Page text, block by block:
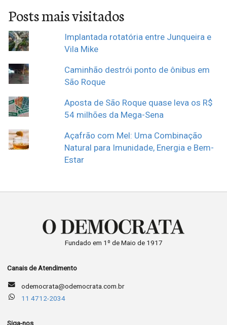
Posts mais visitados
Implantada rotatória entre Junqueira e
Vila Mike
Caminhão destrói ponto de ônibus em
São Roque
Aposta de São Roque quase leva os R$
54 milhões da Mega-Sena
Açafrão com Mel: Uma Combinação
Natural para Imunidade, Energia e Bem-
Estar
Fundado em 1º de Maio de 1917
Canais de Atendimento
odemocrata@odemocrata.com.br
11 4712-2034
Siga-nos